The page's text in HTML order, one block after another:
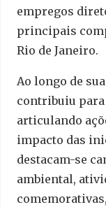
empregos
principais
Rio de Janeiro.
Ao longo de
contribuiu
articulando
impacto das
destacam-se
ambiental,